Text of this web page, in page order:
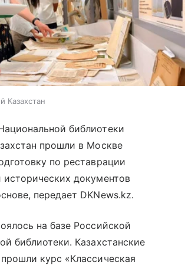
Казахстан
библиотеки
прошли в Москве
по реставрации
исторических документов
передает DKNews.kz.
на базе Российской
библиотеки. Казахстанские
курс «Классическая